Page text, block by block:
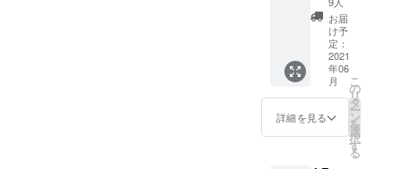
行政や政治
様々な業種
の「業務効
SNS発信ま
を選択
してい
ただい
た方の
みの受
け入れ
です。
利用さ
プラン
・あり
がとう
メール
をお届
けいた
しま
す。 ※
お花に
お届
け予
定：
2021
年06
月
詳細を見る
こ
の
リ
タ
ー
ン
を
選
択
す
る